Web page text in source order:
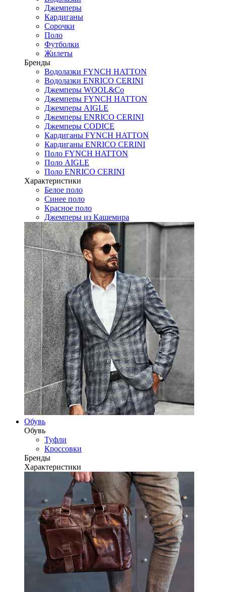
Джемперы
Кардиганы
Сорочки
Поло
Футболки
Жилеты
Бренды
Водолазки FYNCH HATTON
Водолазки ENRICO CERINI
Джемперы WOOL&Co
Джемперы FYNCH HATTON
Джемперы AIGLE
Джемперы ENRICO CERINI
Джемперы CODICE
Кардиганы FYNCH HATTON
Кардиганы ENRICO CERINI
Поло FYNCH HATTON
Поло AIGLE
Поло ENRICO CERINI
Характеристики
Белое поло
Синее поло
Красное поло
Джемперы из Кашемира
Обувь
Обувь
Туфли
Кроссовки
Бренды
Характеристики